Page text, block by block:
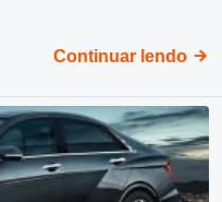
Continuar lendo